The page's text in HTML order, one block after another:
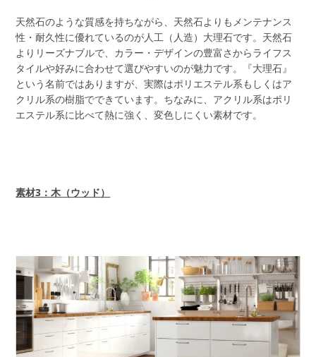
天然石のような質感を持ちながら、天然石よりもメンテナンス
性・耐久性に優れているのが人工（人造）大理石です。天然石
よりリーズナブルで、カラー・デザインの豊富さからライフス
タイルや好みに合わせて選びやすいのが魅力です。『大理石』
という名前ではありますが、実際はポリエステル系もしくはア
クリル系の樹脂でできています。ちなみに、アクリル系はポリ
エステル系に比べて熱に強く、変色しにくい素材です。
素材3：木（ウッド）